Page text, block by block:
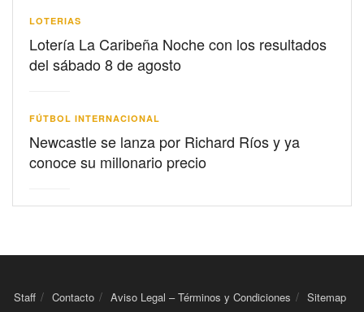
LOTERIAS
Lotería La Caribeña Noche con los resultados
del sábado 8 de agosto
FÚTBOL INTERNACIONAL
Newcastle se lanza por Richard Ríos y ya
conoce su millonario precio
Staff Contacto Aviso Legal – Términos y Condiciones Sitemap